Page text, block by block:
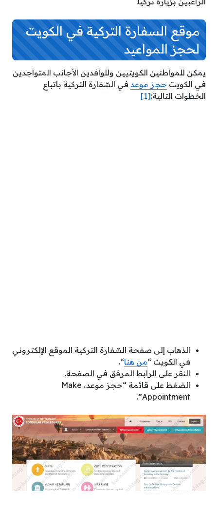
موقع السفارة التركية في الكويت
لحجز المواعيد
يمكن للمواطنين الكويتيين وللوافدين الأجانب المتواجدين
في الكويت حجز موعد في السّفارة التركية باتباع
الخطوات التالية:[1]
الذهاب إلى صفحة السّفارة التركية الموقع الإلكتروني
في الكويت “من هنا“.
النقر على الرابط المرفق في الصفحة.
الضغط على قائمة “حجز موعد، Make
Appointment”.